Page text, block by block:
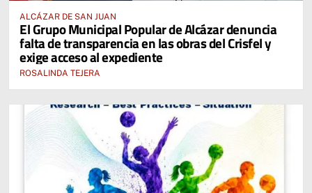
ALCÁZAR DE SAN JUAN
El Grupo Municipal Popular de Alcázar denuncia
falta de transparencia en las obras del Crisfel y
exige acceso al expediente
ROSALINDA TEJERA